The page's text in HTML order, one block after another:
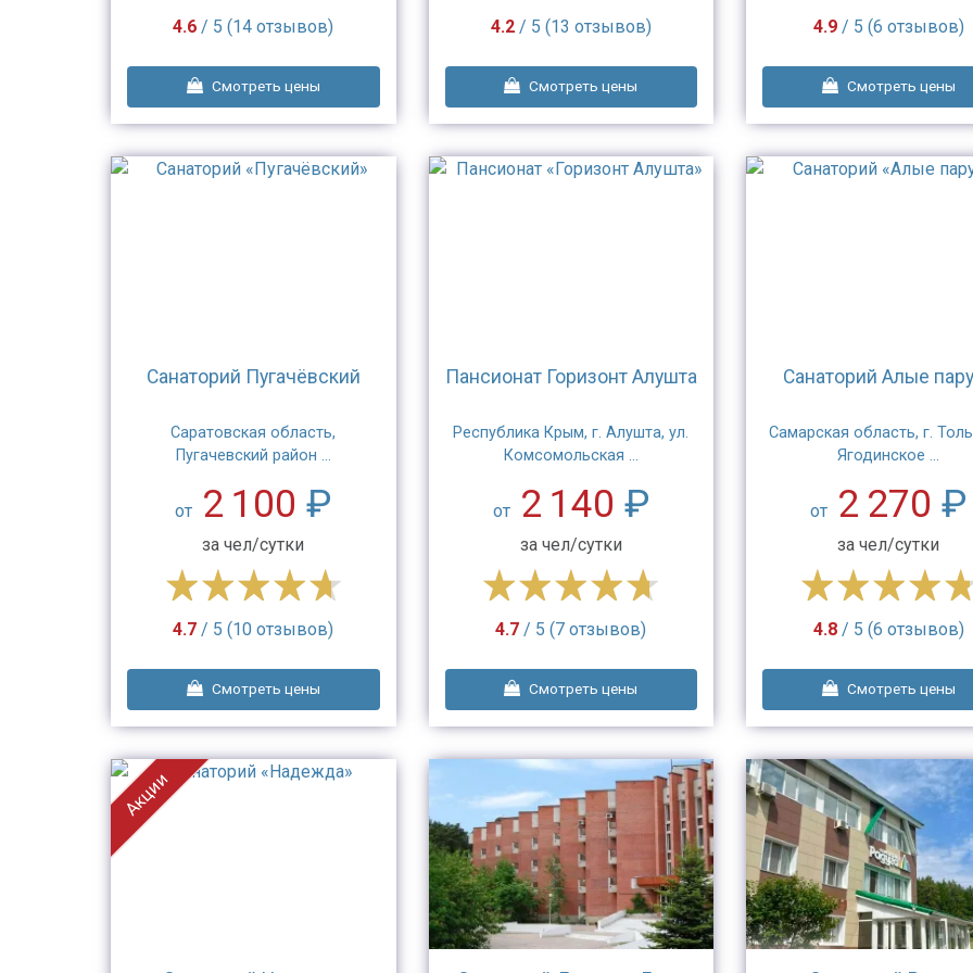
Смотреть цены
4.6 / 5 (14 отзывов)
Смотреть цены
4.2/ 5 (13 отзывов)
Смотреть цены
4.9/ 5 (6 отзывов)
Санаторий Пугачёвский
Саратовская область,
Пугачевский район ...
от 2 100 ₽
за чел/сутки
Смотреть цены
4.7 / 5 (10 отзывов)
Пансионат Горизонт Алушта
Республика Крым, г. Алушта, ул.
Комсомольская ...
от 2 140 ₽
за чел/сутки
Смотреть цены
4.7 / 5 (7 отзывов)
Санаторий Алые
Самарская область, г.
Ягодинское ...
от 2 270 ₽
за чел/сутки
Смотреть цены
4.8/ 5 (6 отзывов)
Акции